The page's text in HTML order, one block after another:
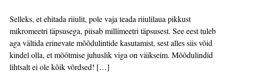
Selleks, et ehitada riiulit, pole vaja teada riiulilaua pikkust
mikromeetri täpsusega, piisab millimeetri täpsusest. See eest tuleb
aga vältida erinevate mõõdulintide kasutamist, sest alles siis võid
kindel olla, et mõõtmise juhuslik viga on väikseim. Mõõdulindid
lihtsalt ei ole kõik võrdsed! […]